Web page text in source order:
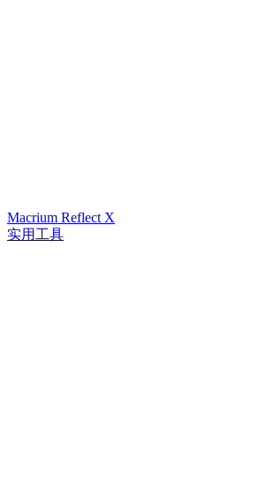
Macrium Reflect X
实用工具